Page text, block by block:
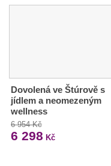
Dovolená ve Štúrově s
jídlem a neomezeným
wellness
6 954 Kč
6 298 Kč